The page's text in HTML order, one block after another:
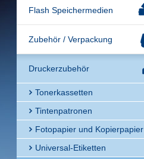
Flash Speichermedien
Zubehör / Verpackung
Druckerzubehör
Tonerkassetten
Tintenpatronen
Fotopapier und Kopierpapier
Universal-Etiketten